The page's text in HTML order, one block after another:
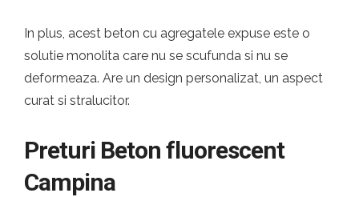
In plus, acest beton cu agregatele expuse este o
solutie monolita care nu se scufunda si nu se
deformeaza. Are un design personalizat, un aspect
curat si stralucitor.
Preturi Beton fluorescent
Campina